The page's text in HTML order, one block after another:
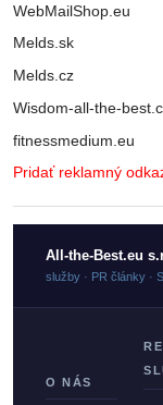
WebMailShop.eu
Melds.sk
Melds.cz
Wisdom-all-the-
fitnessmedium.eu
Pridať reklamný
All-the-Best.eu
služby · PR články ·
O NÁS